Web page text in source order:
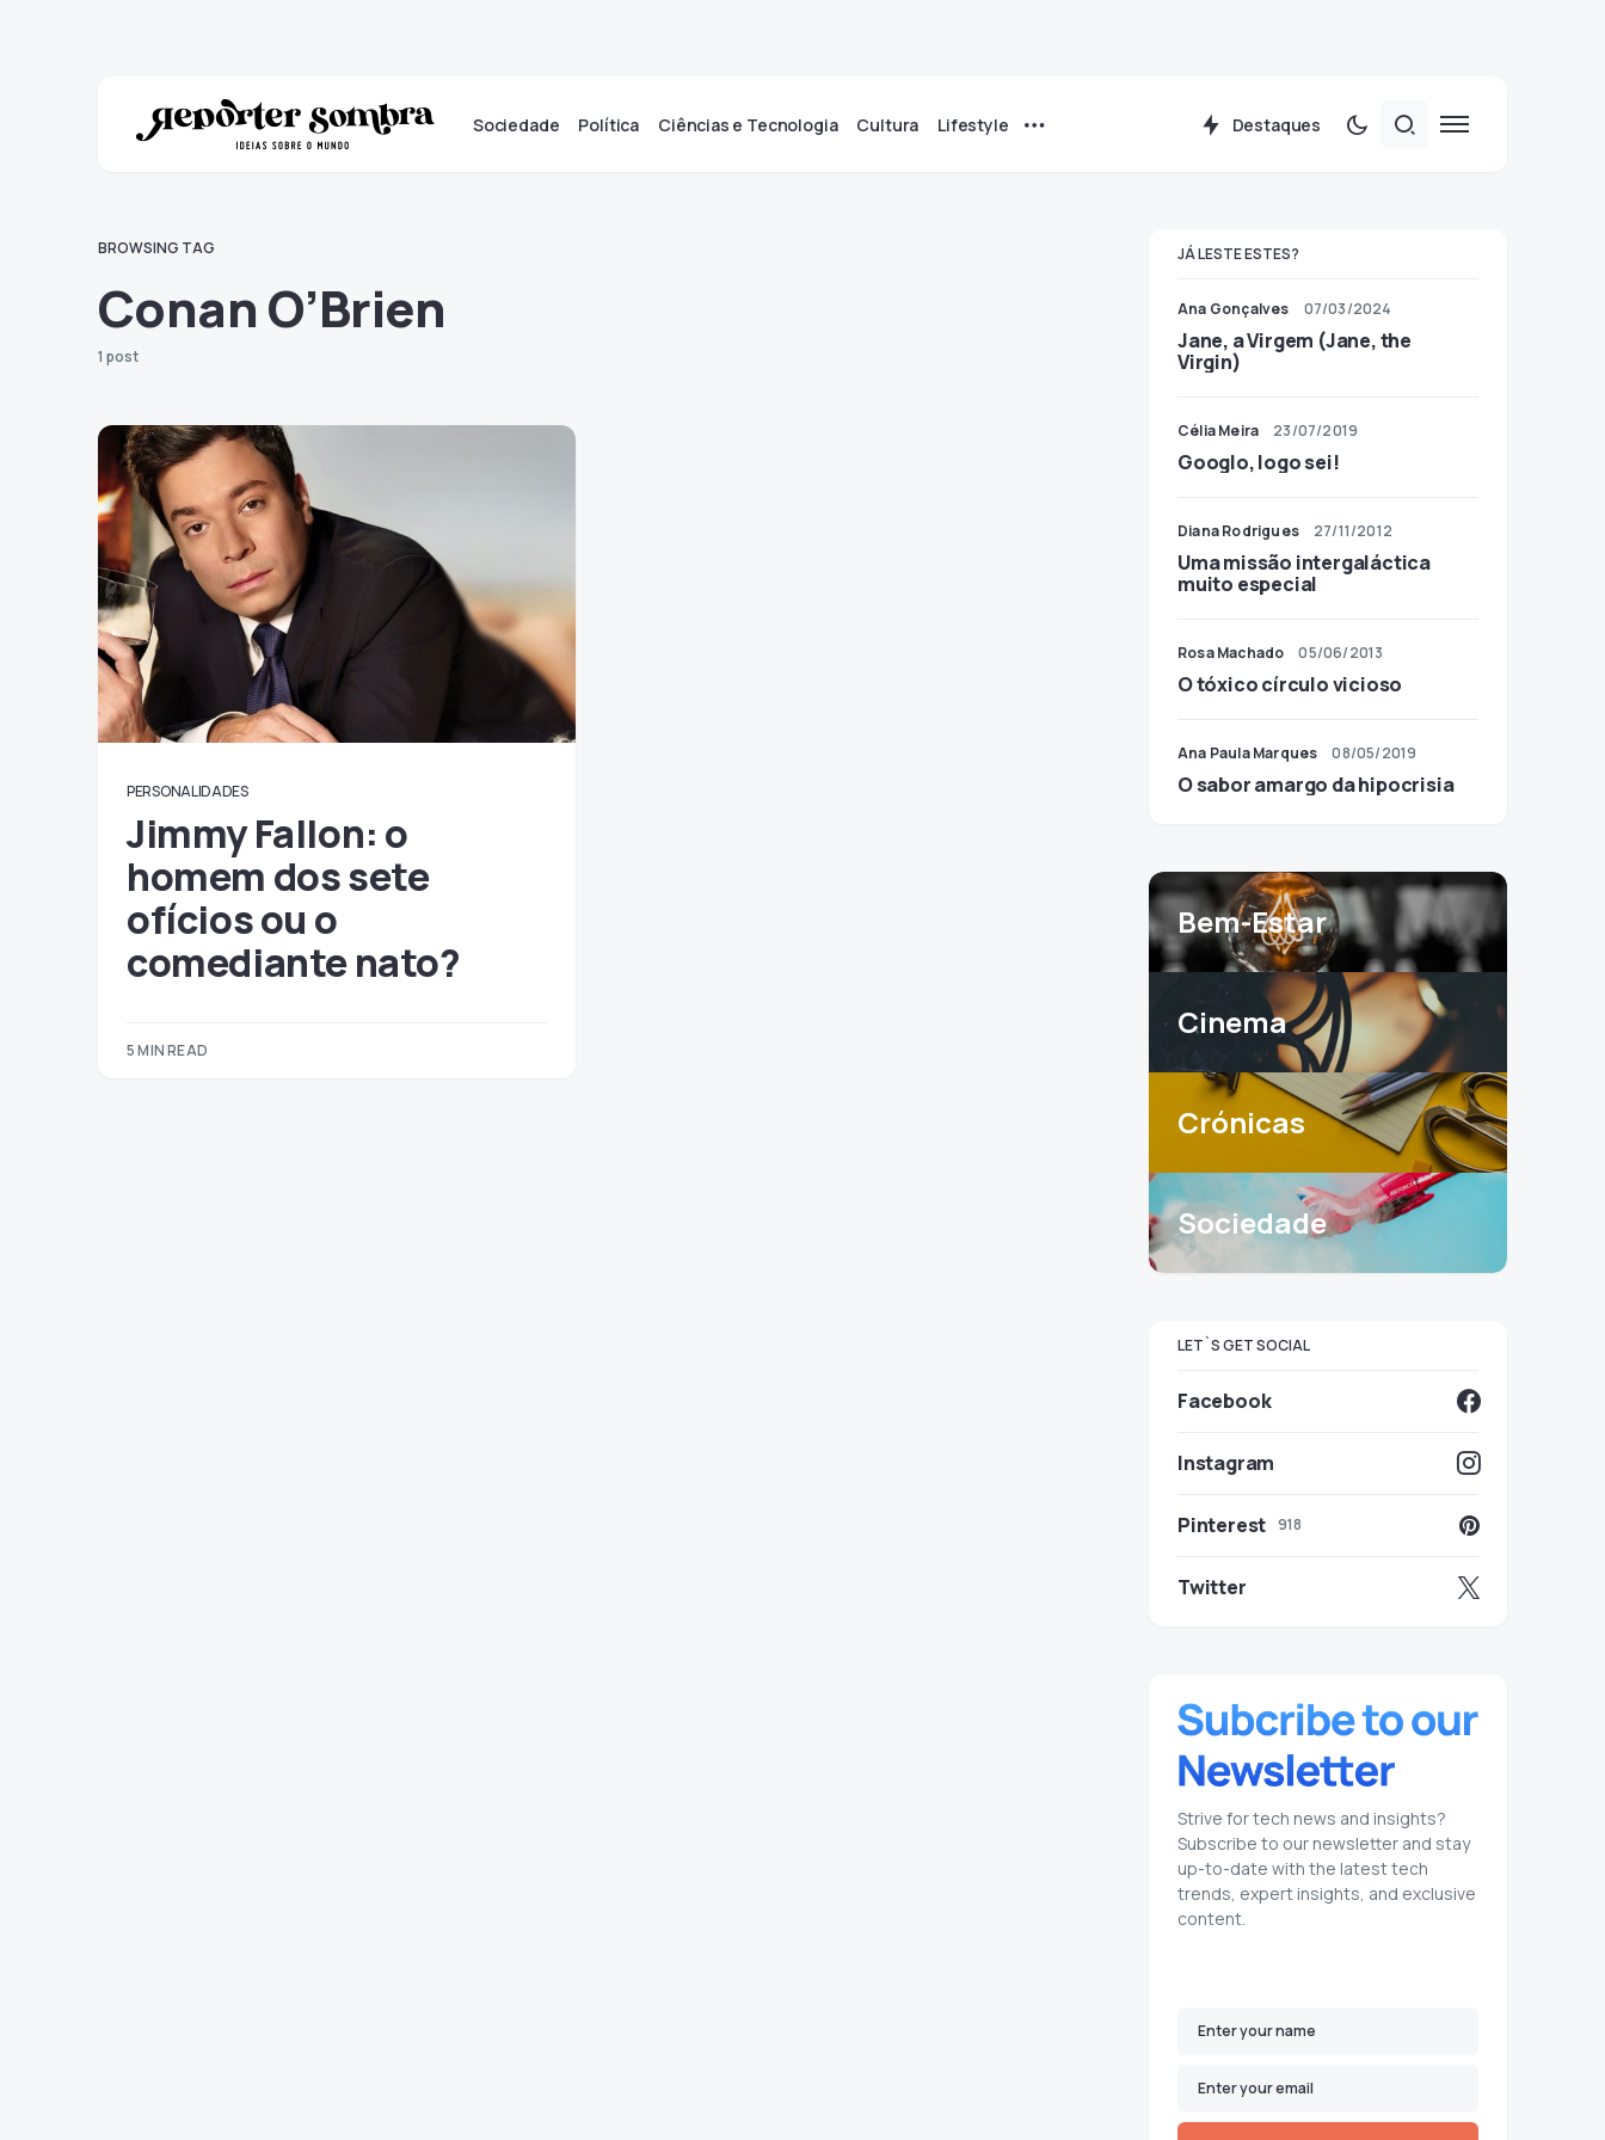
Sociedade Política Ciências e Tecnologia Cultura Lifestyle Destaques
BROWSING TAG
Conan O’Brien
1 post
PERSONALIDADES
Jimmy Fallon: o
homem dos sete
ofícios ou o
comediante nato?
5 MIN READ
JÁ LESTE ESTES?
Ana Gonçalves 07/03/2024
Jane, a Virgem (Jane, the
Virgin)
Célia Meira 23/07/2019
Googlo, logo sei!
Diana Rodrigues 27/11/2012
Uma missão intergaláctica
muito especial
Rosa Machado 05/06/2013
O tóxico círculo vicioso
Ana Paula Marques 08/05/2019
O sabor amargo da hipocrisia
Bem-Estar
Cinema
Crónicas
Sociedade
LET`S GET SOCIAL
Facebook
Instagram
Pinterest 918
Twitter
Strive for tech news and insights?
Subscribe to our newsletter and stay
up-to-date with the latest tech
trends, expert insights, and exclusive
content.